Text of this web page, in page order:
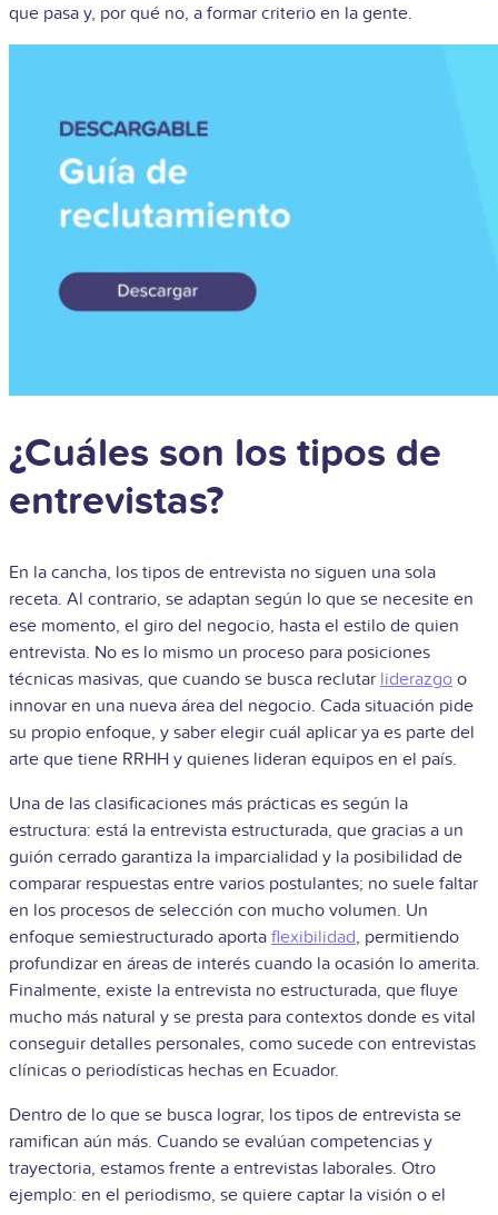
que pasa y, por qué no, a formar criterio en la gente.
¿Cuáles son los tipos de
entrevistas?
En la cancha, los tipos de entrevista no siguen una sola
receta. Al contrario, se adaptan según lo que se necesite en
ese momento, el giro del negocio, hasta el estilo de quien
entrevista. No es lo mismo un proceso para posiciones
técnicas masivas, que cuando se busca reclutar liderazgo o
innovar en una nueva área del negocio. Cada situación pide
su propio enfoque, y saber elegir cuál aplicar ya es parte del
arte que tiene RRHH y quienes lideran equipos en el país.
Una de las clasificaciones más prácticas es según la
estructura: está la entrevista estructurada, que gracias a un
guión cerrado garantiza la imparcialidad y la posibilidad de
comparar respuestas entre varios postulantes; no suele faltar
en los procesos de selección con mucho volumen. Un
enfoque semiestructurado aporta flexibilidad, permitiendo
profundizar en áreas de interés cuando la ocasión lo amerita.
Finalmente, existe la entrevista no estructurada, que fluye
mucho más natural y se presta para contextos donde es vital
conseguir detalles personales, como sucede con entrevistas
clínicas o periodísticas hechas en Ecuador.
Dentro de lo que se busca lograr, los tipos de entrevista se
ramifican aún más. Cuando se evalúan competencias y
trayectoria, estamos frente a entrevistas laborales. Otro
ejemplo: en el periodismo, se quiere captar la visión o el